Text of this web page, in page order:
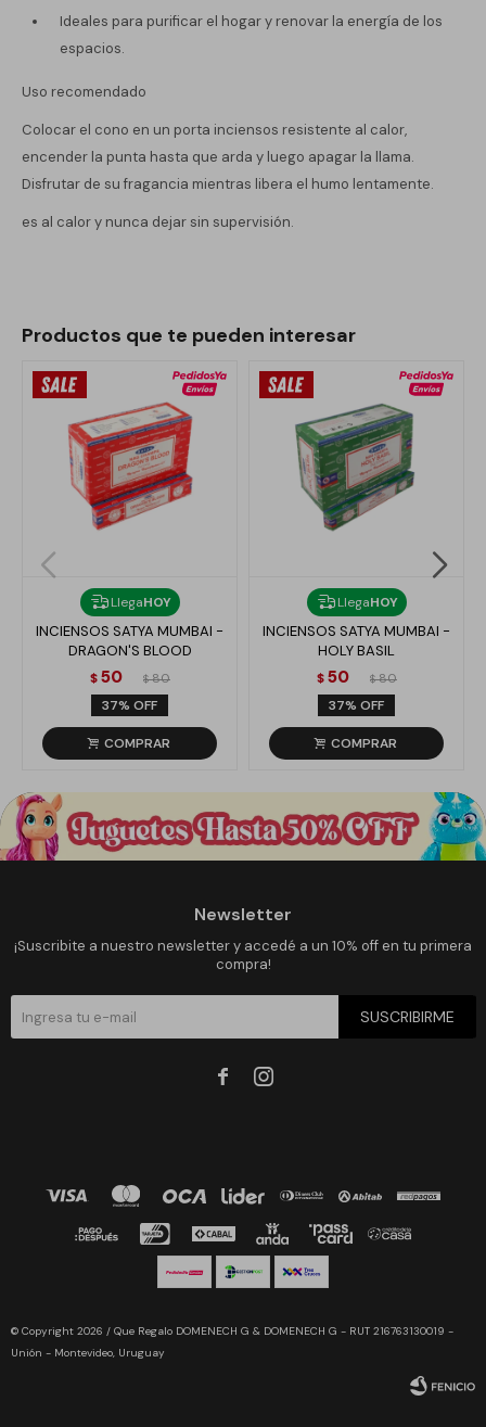
Ideales para purificar el hogar y renovar la energía de los
espacios.
Uso recomendado
Colocar el cono en un porta inciensos resistente al calor,
encender la punta hasta que arda y luego apagar la llama.
Disfrutar de su fragancia mientras libera el humo lentamente.
es al calor y nunca dejar sin supervisión.
Productos que te pueden interesar
LlegaHOY
INCIENSOS SATYA MUMBAI -
DRAGON'S BLOOD
$ 50 $ 80
37
LlegaHOY
INCIENSOS SATYA MUMBAI -
HOLY BASIL
$ 50 $ 80
37
Newsletter
¡Suscribite a nuestro newsletter y accedé a un 10% off en tu primera
compra!
SUSCRIBIRME
 
© Copyright 2026 / Que Regalo DOMENECH G & DOMENECH G - RUT 216763130019 -
Unión - Montevideo, Uruguay